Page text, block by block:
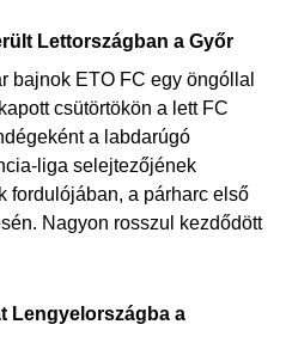
Lettországban a Győr
bajnok ETO FC egy öngóllal
csütörtökön a lett FC
a labdarúgó
liga selejtezőjének
fordulójában, a párharc első
Nagyon rosszul kezdődött
Lengyelországba a